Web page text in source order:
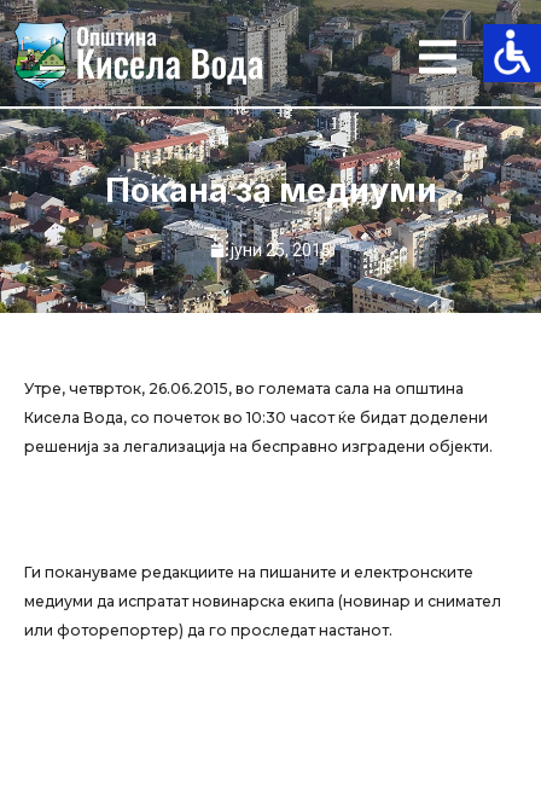
Skip
to
content
Покана за медиуми
јуни 25, 2015
Утре, четврток, 26.06.2015, во големата сала на општина
Кисела Вода, со почеток во 10:30 часот ќе бидат доделени
решенија за легализација на бесправно изградени објекти.
Ги покануваме редакциите на пишаните и електронските
медиуми да испратат новинарска екипа (новинар и снимател
или фоторепортер) да го проследат настанот.